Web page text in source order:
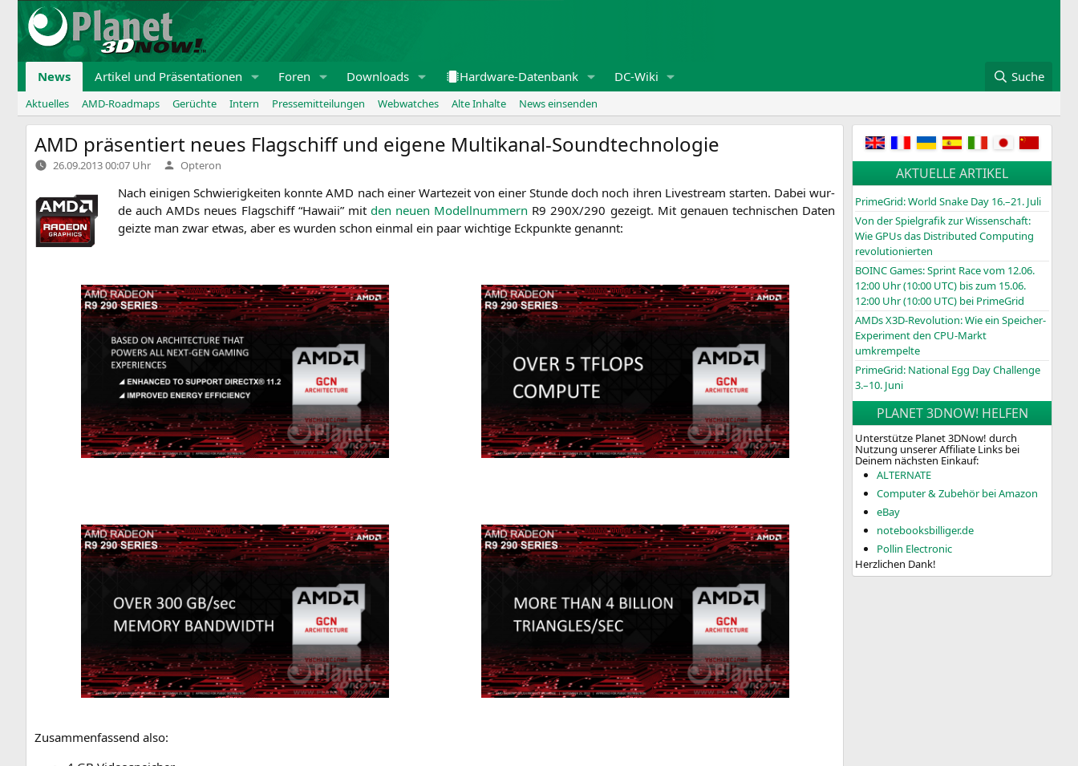
Zum
Inhalt
springen
News Artikel und Präsentationen Foren Downloads Hardware-Datenbank DC-Wiki Suche
Aktuelles AMD-Roadmaps Gerüchte Intern Pressemitteilungen Webwatches Alte Inhalte News einsenden
AMD präsentiert neues Flagschiff und eigene Multikanal-Soundtechnologie
26.09.2013 00:07 Uhr Verfasst
von
Opteron
Nach eini­gen Schwie­rig­kei­ten konn­teAMD nach einer War­te­zeit von einer Stun­de doch noch ihren Live­stream star­ten. Dabei wur­
de auch AMDs neu­es Flag­schiff “Hawaii” mit den neu­en Modell­num­mern R9 290X/290 gezeigt. Mit genau­en tech­ni­schen Daten
geiz­te man zwar etwas, aber es wur­den schon ein­mal ein paar wich­ti­ge Eck­punk­te genannt:
Zusam­men­fas­send also:
AKTUELLE ARTIKEL
PrimeGrid: World Snake Day 16.–21. Juli
Von der Spielgrafik zur Wissenschaft:
Wie GPUs das Distributed Computing
revolutionierten
BOINCGames: Sprint Race vom 12.06.
12:00 Uhr (10:00 UTC) bis zum 15.06.
12:00 Uhr (10:00 UTC) bei PrimeGrid
AMDs X3D-Revolution: Wie ein Speicher-
Experiment den CPU-Markt
umkrempelte
PrimeGrid: National Egg Day Challenge
3.–10. Juni
PLANET 3DNOW! HELFEN
Unterstütze Planet 3DNow! durch
Nutzung unserer Affiliate Links bei
Deinem nächsten Einkauf:
ALTERNATE
Computer & Zubehör bei Amazon
eBay
notebooksbilliger.de
Pollin Electronic
Herzlichen Dank!